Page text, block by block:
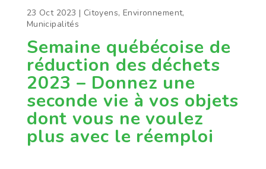
Semaine québécoise de
réduction des déchets
2023 – Donnez une
seconde vie à vos objets
dont vous ne voulez
plus avec le réemploi
23 Oct 2023 | Citoyens, Environnement,
Municipalités